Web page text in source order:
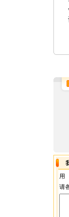
用
请